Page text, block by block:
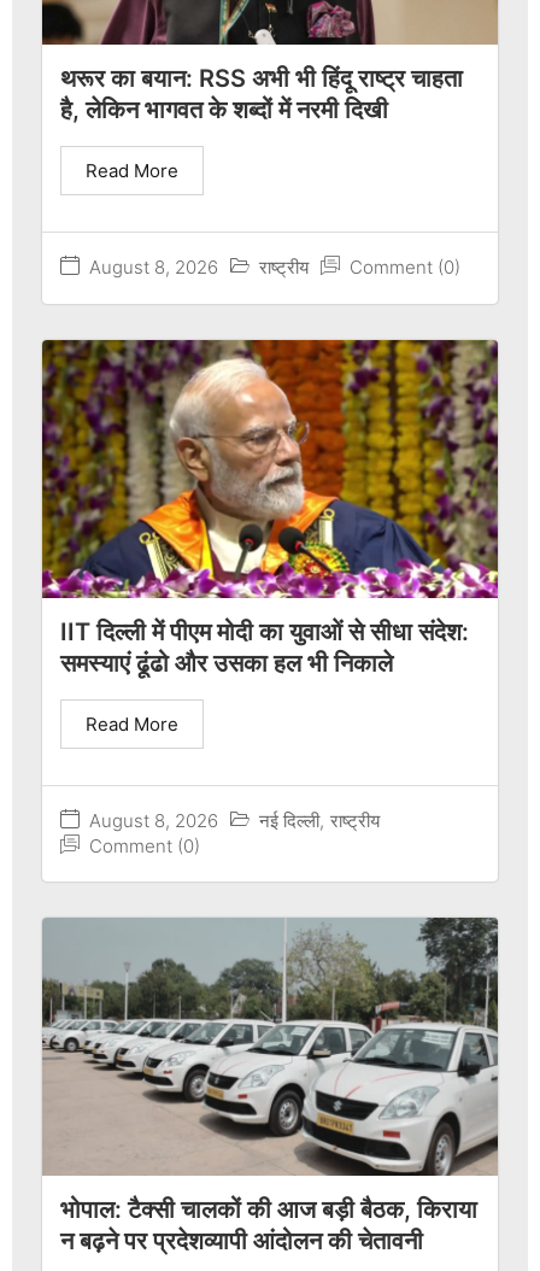
थरूर का बयान: RSS अभी भी हिंदू राष्ट्र चाहता
है, लेकिन भागवत के शब्दों में नरमी दिखी
August 8, 2026 राष्ट्रीय Comment (0)
Read More
IIT दिल्ली में पीएम मोदी का युवाओं से सीधा संदेश:
समस्याएं ढूंढो और उसका हल भी निकाले
August 8, 2026 नई दिल्ली, राष्ट्रीय
Comment (0)
Read More
भोपाल: टैक्सी चालकों की आज बड़ी बैठक, किराया
न बढ़ने पर प्रदेशव्यापी आंदोलन की चेतावनी